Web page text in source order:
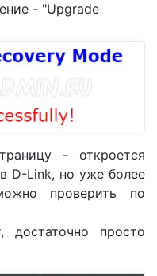
- "Upgrade
- откроется
D-Link, но уже более
проверить по
просто